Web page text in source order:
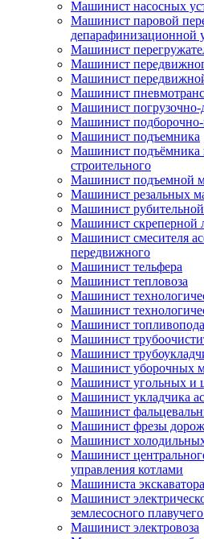
Машинист насосных
Машинист паровой
депарафинизационной
Машинист
Машинист
Машинист
Машинист
Машинист
Машинист
Машинист подъемника
Машинист подъёмника
строительного
Машинист подъемной
Машинист резальных
Машинист
Машинист скреперной
Машинист смесителя
передвижного
Машинист тельфера
Машинист тепловоза
Машинист
Машинист
Машинист
Машинист
Машинист
Машинист уборочных
Машинист угольных и
Машинист укладчика
Машинист
Машинист фрезы
Машинист
Машинист
управления котлами
Машиниста экскаватора
Машинист
землесосного
Машинист электровоза